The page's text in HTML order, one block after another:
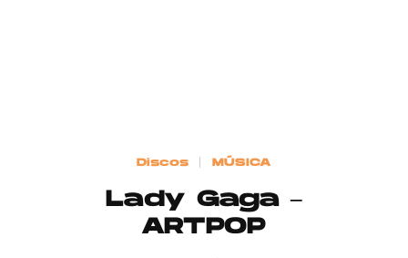
Discos MÚSICA
Lady Gaga –
ARTPOP